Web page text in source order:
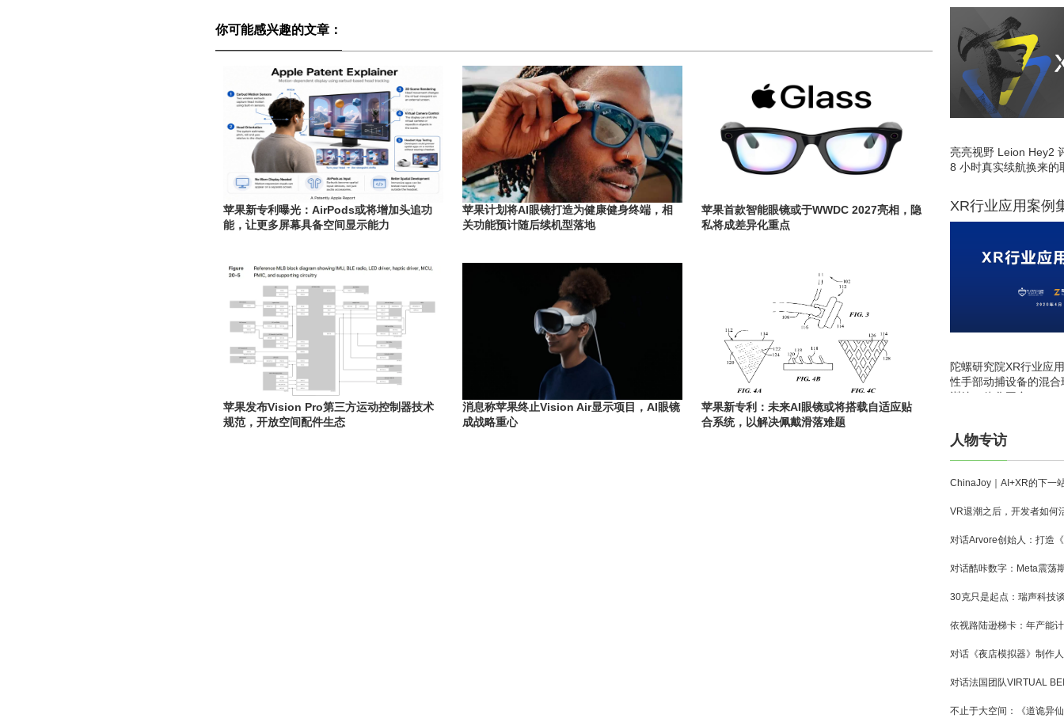
你可能感兴趣的文章：
苹果新专利曝光：AirPods或将增加头追功
能，让更多屏幕具备空间显示能力
苹果计划将AI眼镜打造为健康健身终端，相
关功能预计随后续机型落地
苹果首款智能眼镜或于WWDC 2027亮相，隐
私将成差异化重点
苹果发布Vision Pro第三方运动控制器技术
规范，开放空间配件生态
消息称苹果终止Vision Air显示项目，AI眼镜
成战略重心
苹果新专利：未来AI眼镜或将搭载自适应贴
合系统，以解决佩戴滑落难题
亮亮视野 Leion Hey2
8 小时真实续航换来的
XR行业应用案例
陀螺研究院XR行业应
性手部动捕设备的混
训练一体化平台
人物专访